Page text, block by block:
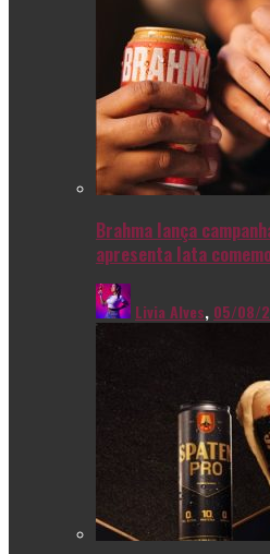
Brahma lança
apresenta lata
Livia Alves, 05/08/